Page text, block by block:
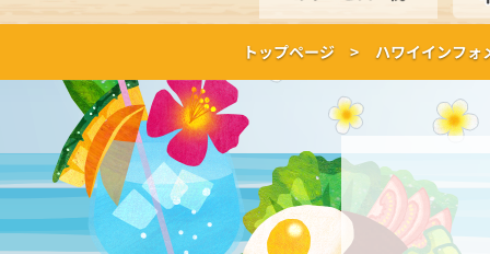
トップページ > ハワイインフ